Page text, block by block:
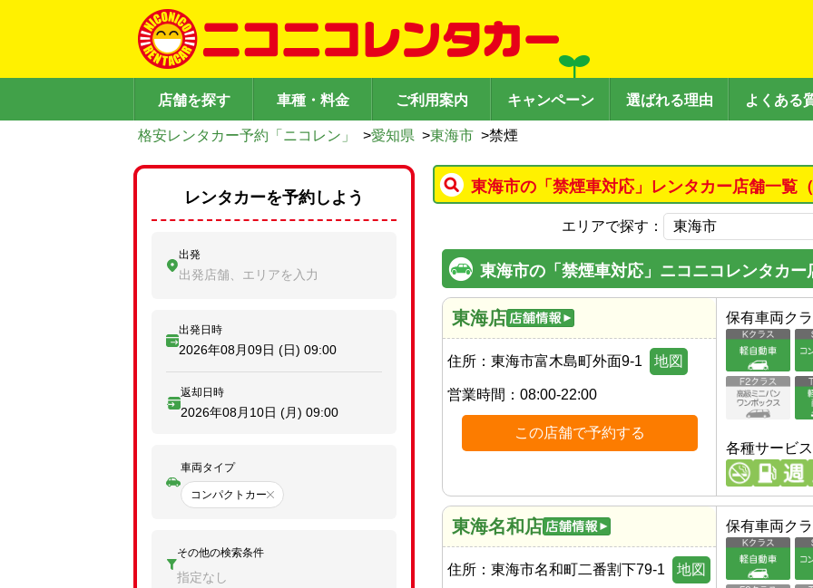
店舗を探す 車種・料金 ご利用案内 キャンペーン 選ばれる理由 よくある
格安レンタカー予約「ニコレン」 >愛知県 >東海市 >禁煙
東海市の「禁煙車対応」レンタカー店舗一覧
エリアで探す：
東海市の「禁煙車対応」ニコニコレンタカー
東海店
住所： 東海市富木島町外面9-1 地図
営業時間： 08:00-22:00
この店舗で予約する
保有車両ク
各種サービス
東海名和店
住所： 東海市名和町二番割下79-1 地図
保有車両ク
レンタカーを予約しよう
出発
出発店舗、エリアを入力
出発日時
2026年08月09日 (日) 09:00
返却日時
2026年08月10日 (月) 09:00
車両タイプ
コンパクトカー
その他の検索条件
指定なし